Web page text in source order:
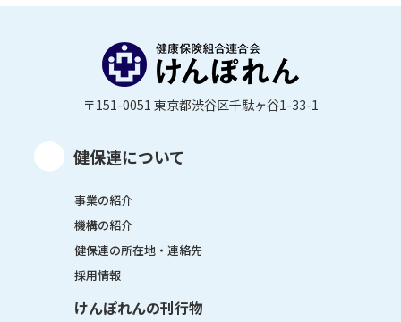
〒151-0051 東京都渋谷区千駄ヶ谷1-33-1
健保連について
事業の紹介
機構の紹介
健保連の所在地・連絡先
採用情報
けんぽれんの刊行物